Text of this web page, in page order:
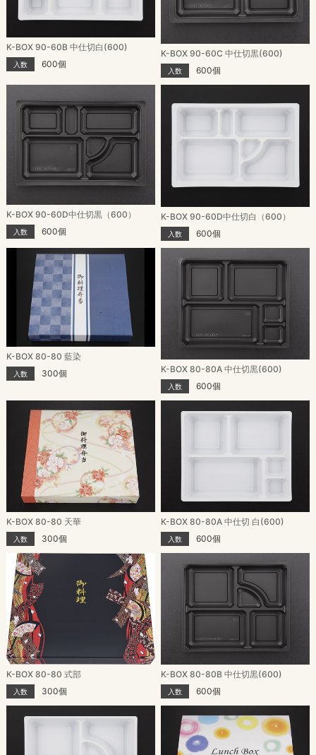
K-BOX 90-60B 中仕切白(600)
入数 600個
K-BOX 90-60C 中仕切黒(600)
入数 600個
K-BOX 90-60D中仕切黒（600）
入数 600個
K-BOX 90-60D中仕切白（600）
入数 600個
K-BOX 80-80 藍染
入数 300個 K-BOX 80-80A 中仕切黒(600)
入数 600個
K-BOX 80-80 天華
入数 300個
K-BOX 80-80A 中仕切 白(600)
入数 600個
K-BOX 80-80 式部
入数 300個
K-BOX 80-80B 中仕切黒(600)
入数 600個